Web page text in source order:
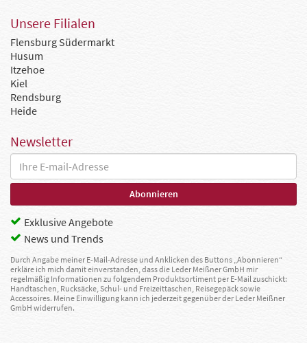
Unsere Filialen
Flensburg Südermarkt
Husum
Itzehoe
Kiel
Rendsburg
Heide
Newsletter
Exklusive Angebote
News und Trends
Durch Angabe meiner E-Mail-Adresse und Anklicken des Buttons „Abonnieren“
erkläre ich mich damit einverstanden, dass die Leder Meißner GmbH mir
regelmäßig Informationen zu folgendem Produktsortiment per E-Mail zuschickt:
Handtaschen, Rucksäcke, Schul- und Freizeittaschen, Reisegepäck sowie
Accessoires. Meine Einwilligung kann ich jederzeit gegenüber der Leder Meißner
GmbH widerrufen.